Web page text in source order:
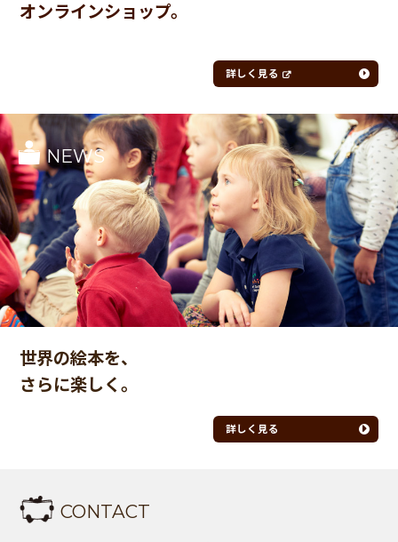
オンラインショップ。
詳しく見る
NEWS
世界の絵本を、
さらに楽しく。
詳しく見る
CONTACT